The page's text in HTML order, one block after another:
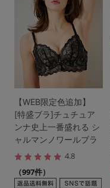
【WEB限定色追加】
[特盛ブラ]チュチュア
ンナ史上一番盛れる シ
ャルマンノワールブラ
4.8
（997件）